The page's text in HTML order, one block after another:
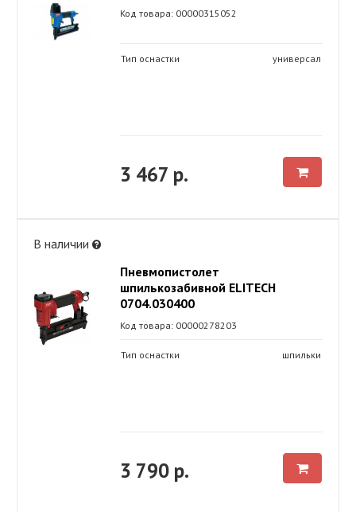
Код товара: 00000315052
Тип оснастки универсал
3 467 р.
В наличии
Пневмопистолет
шпилькозабивной ELITECH
0704.030400
Код товара: 00000278203
Тип оснастки шпильки
3 790 р.